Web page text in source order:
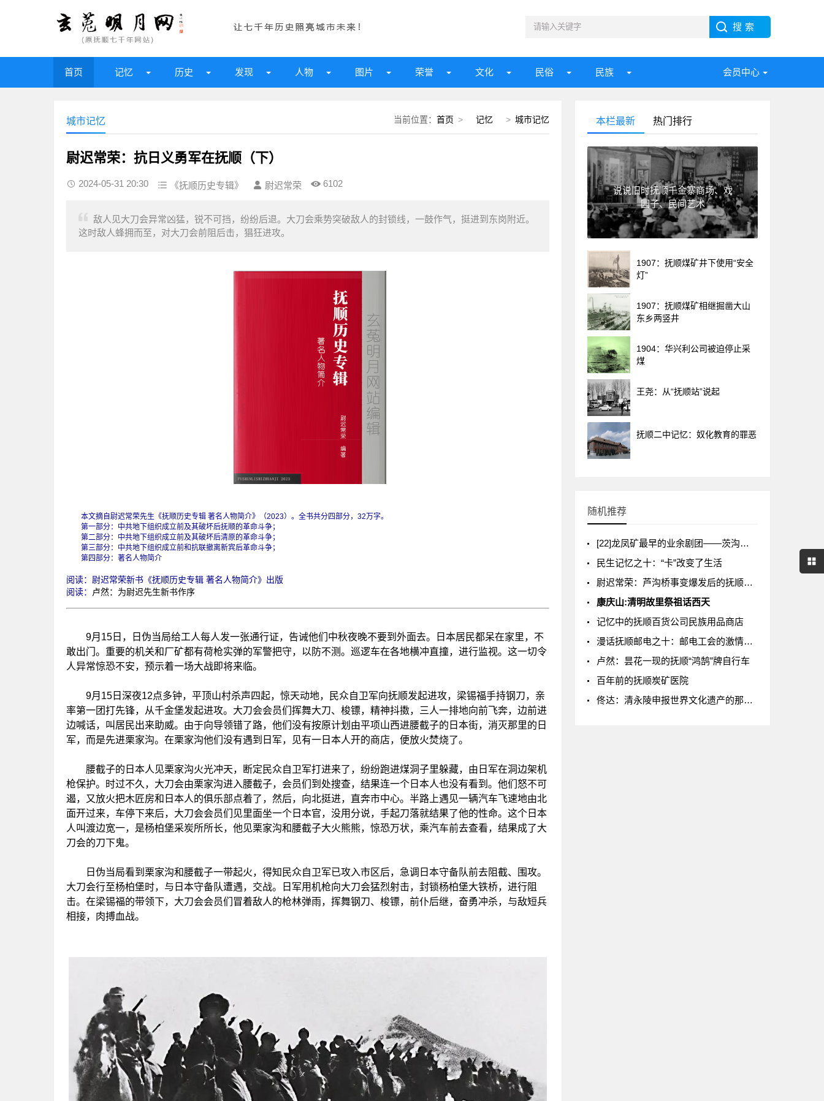
首页 记忆 历史 发现 人物 图片 荣誉 文化 民俗 民族 会员中心
当前位置： 首页 > 记忆 > 城市记忆
城市记忆
尉迟常荣：抗日义勇军在抚顺（下）
2024-05-31 20:30 《抚顺历史专辑》 尉迟常荣 6102
敌人见大刀会异常凶猛，锐不可挡，纷纷后退。大刀会乘势突破敌人的封锁线，一鼓作气，挺进到东岗附近。
这时敌人蜂拥而至，对大刀会前阻后击，猖狂进攻。
本文摘自尉迟常荣先生《抚顺历史专辑 著名人物简介》（2023）。全书共分四部分，32万字。
第一部分：中共地下组织成立前及其破坏后抚顺的革命斗争；
第二部分：中共地下组织成立前及其破坏后清原的革命斗争；
第三部分：中共地下组织成立前和抗联撤离新宾后革命斗争；
第四部分：著名人物简介
阅读： 尉迟常荣新书《抚顺历史专辑 著名人物简介》出版
阅读：
卢然：为尉迟先生新书作序
9月15日，日伪当局给工人每人发一张通行证，告诫他们中秋夜晚不要到外面去。日本居民都呆在家里，不
敢出门。重要的机关和厂矿都有荷枪实弹的军警把守，以防不测。巡逻车在各地横冲直撞，进行监视。这一切令
人异常惊恐不安，预示着一场大战即将来临。
9月15日深夜12点多钟，平顶山村杀声四起，惊天动地，民众自卫军向抚顺发起进攻，梁锡福手持钢刀，亲
率第一团打先锋，从千金堡发起进攻。大刀会会员们挥舞大刀、梭镖，精神抖擞，三人一排地向前飞奔，边前进
边喊话，叫居民出来助威。由于向导领错了路，他们没有按原计划由平项山西进腰截子的日本街，消灭那里的日
军，而是先进栗家沟。在栗家沟他们没有遇到日军，见有一日本人开的商店，便放火焚烧了。
腰截子的日本人见栗家沟火光冲天，断定民众自卫军打进来了，纷纷跑进煤洞子里躲藏，由日军在洞边架机
枪保护。时过不久，大刀会由栗家沟进入腰截子，会员们到处搜查，结果连一个日本人也没有看到。他们怒不可
遏，又放火把木匠房和日本人的俱乐部点着了，然后，向北挺进，直奔市中心。半路上遇见一辆汽车飞速地由北
面开过来，车停下来后，大刀会会员们见里面坐一个日本官，没用分说，手起刀落就结果了他的性命。这个日本
人叫渡边宽一，是杨柏堡采炭所所长，他见栗家沟和腰截子大火熊熊，惊恐万状，乘汽车前去查看，结果成了大
刀会的刀下鬼。
日伪当局看到栗家沟和腰截子一带起火，得知民众自卫军已攻入市区后，急调日本守备队前去阻截、围攻。
大刀会行至杨柏堡时，与日本守备队遭遇，交战。日军用机枪向大刀会猛烈射击，封锁杨柏堡大铁桥，进行阻
击。在梁锡福的带领下，大刀会会员们冒着敌人的枪林弹雨，挥舞钢刀、梭镖，前仆后继，奋勇冲杀，与敌短兵
相接，肉搏血战。
本栏最新 热门排行
说说旧时抚顺千金寨商场、戏
园子、民间艺术
1907：抚顺煤矿井下使用“安全
灯”
1907：抚顺煤矿相继掘凿大山
东乡两竖井
1904：华兴利公司被迫停止采
煤
王尧：从“抚顺站”说起
抚顺二中记忆：奴化教育的罪恶
随机推荐
[22]龙凤矿最早的业余剧团——茨沟业余京剧团
民生记忆之十：“卡”改变了生活
尉迟常荣：芦沟桥事变爆发后的抚顺工人斗争（4）
康庆山:清明故里祭祖话西天
记忆中的抚顺百货公司民族用品商店
漫话抚顺邮电之十：邮电工会的激情岁月
卢然：昙花一现的抚顺“鸿鹄”牌自行车
百年前的抚顺炭矿医院
佟达：清永陵申报世界文化遗产的那些事（中）